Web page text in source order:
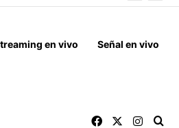
en vivo Señal en vivo
Facebook